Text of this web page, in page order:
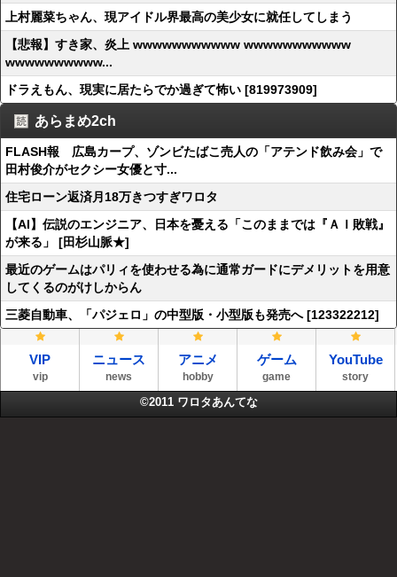
上村麗菜ちゃん、現アイドル界最高の美少女に就任してしまう
【悲報】すき家、炎上 wwwwwwwwwww wwwwwwwwwww
wwwwwwwwww...
ドラえもん、現実に居たらでか過ぎて怖い [819973909]
あらまめ2ch
FLASH報 広島カープ、ゾンビたばこ売人の「アテンド飲み会」で
田村俊介がセクシー女優と寸...
住宅ローン返済月18万きつすぎワロタ
【AI】伝説のエンジニア、日本を憂える「このままでは『ＡＩ敗戦』
が来る」 [田杉山脈★]
最近のゲームはパリィを使わせる為に通常ガードにデメリットを用意
してくるのがけしからん
三菱自動車、「パジェロ」の中型版・小型版も発売へ [123322212]
VIP
vip
ニュース
news
アニメ
hobby
ゲーム
game
YouTube
story
©2011 ワロタあんてな